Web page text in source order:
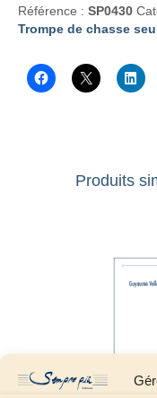
Référence : SP0430
Trompe de chasse
Produits